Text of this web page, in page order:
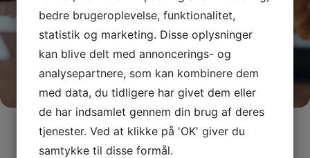
bedre brugeroplevelse, funktionalitet,
statistik og marketing. Disse oplysninger
kan blive delt med annoncerings- og
analysepartnere, som kan kombinere dem
med data, du tidligere har givet dem eller
de har indsamlet gennem din brug af deres
tjenester. Ved at klikke på 'OK' giver du
samtykke til disse formål.